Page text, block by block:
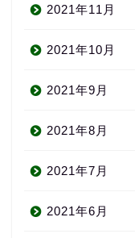
2021年11月
2021年10月
2021年9月
2021年8月
2021年7月
2021年6月